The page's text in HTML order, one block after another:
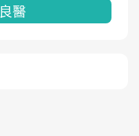
醫